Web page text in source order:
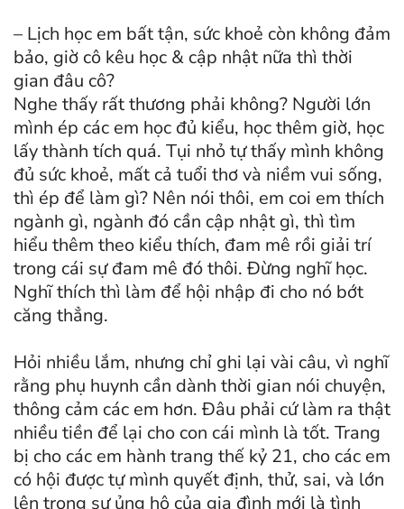
– Lịch học em bất tận, sức khoẻ còn không đảm
bảo, giờ cô kêu học & cập nhật nữa thì thời
gian đâu cô?
Nghe thấy rất thương phải không? Người lớn
mình ép các em học đủ kiểu, học thêm giờ, học
lấy thành tích quá. Tụi nhỏ tự thấy mình không
đủ sức khoẻ, mất cả tuổi thơ và niềm vui sống,
thì ép để làm gì? Nên nói thôi, em coi em thích
ngành gì, ngành đó cần cập nhật gì, thì tìm
hiểu thêm theo kiểu thích, đam mê rồi giải trí
trong cái sự đam mê đó thôi. Đừng nghĩ học.
Nghĩ thích thì làm để hội nhập đi cho nó bớt
căng thẳng.
Hỏi nhiều lắm, nhưng chỉ ghi lại vài câu, vì nghĩ
rằng phụ huynh cần dành thời gian nói chuyện,
thông cảm các em hơn. Đâu phải cứ làm ra thật
nhiều tiền để lại cho con cái mình là tốt. Trang
bị cho các em hành trang thế kỷ 21, cho các em
có hội được tự mình quyết định, thử, sai, và lớn
lên trong sự ủng hộ của gia đình mới là tình